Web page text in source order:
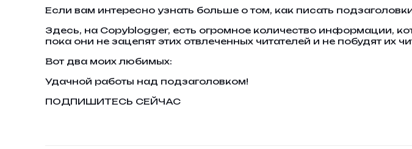
Если вам интересно узнать больше о том, как писать
Здесь, на Copyblogger, есть огромное количество информации,
пока они не зацепят этих отвлеченных читателей и не побудят их
Вот два моих любимых:
Удачной работы над подзаголовком!
ПОДПИШИТЕСЬ СЕЙЧАС